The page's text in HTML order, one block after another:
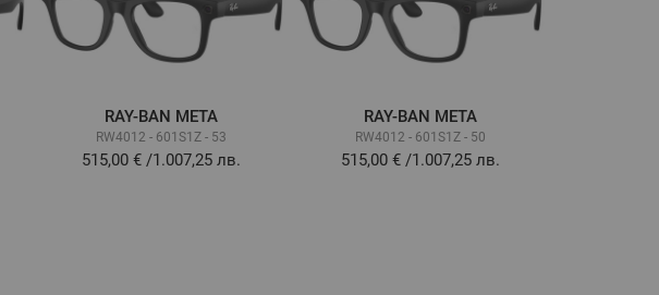
RAY-BAN META
RW4012 - 601S1Z - 53
515,00 € /1.007,25 лв.
RAY-BAN META
RW4012 - 601S1Z - 50
515,00 €/1.007,25 лв.